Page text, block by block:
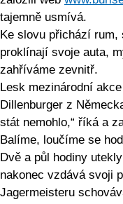
tajemně usmívá.
Ke slovu přichází
proklínají svoje auta,
zahříváme zevnitř.
Lesk mezinárodní
Dillenburger z
stát nemohlo,“ říká a
Balíme, loučíme se
Dvě a půl hodiny
nakonec vzdává svoji
Jagermeisteru